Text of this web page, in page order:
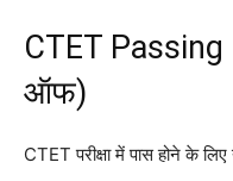
CTET
ऑफ)
CTET परीक्षा में पास होने के